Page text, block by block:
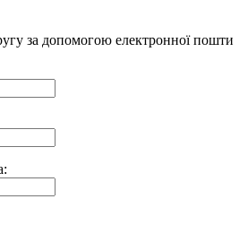
за допомогою електронної пошти